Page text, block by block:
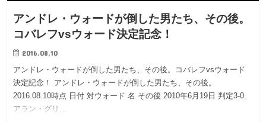
アンドレ・ウォードが倒した男たち、その後。
コバレフvsウォード決定記念！
2016.08.10
アンドレ・ウォードが倒した男たち、その後。コバレフvsウォード
決定記念！ アンドレ・ウォードが倒した男たち、その後。
2016.08.10時点 日付 対ウォード 名 その後 2010年6月19日 判定3-0
アラン・グリ…